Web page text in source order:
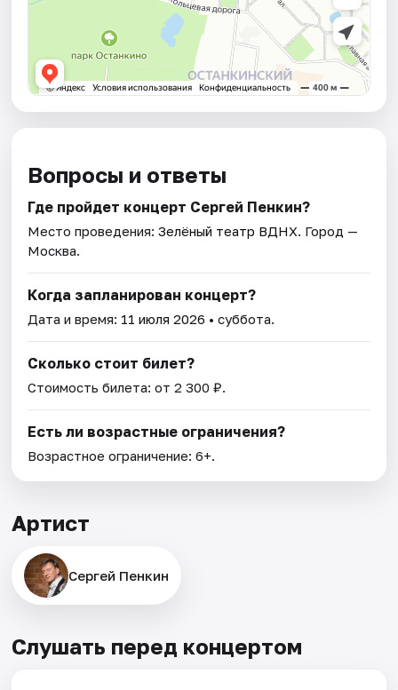
Вопросы и ответы
Где пройдет концерт Сергей Пенкин?
Место проведения:Зелёный театр ВДНХ. Город —
Москва.
Когда запланирован концерт?
Дата и время: 11 июля 2026 • суббота.
Сколько стоит билет?
Стоимость билета: от 2 300 ₽.
Есть ли возрастные ограничения?
Возрастное ограничение: 6+.
Артист
Сергей Пенкин
Слушать перед концертом